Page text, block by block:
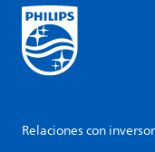
Relaciones con